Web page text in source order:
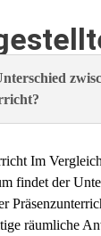
Im
findet der
räumliche